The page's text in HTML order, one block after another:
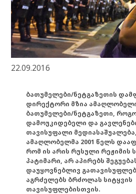
22.09.2016
ბათუმელები/ნეტგაზეთის
დირექტორი მზია
ბათუმელები/ნეტგაზეთი,
დამოუკიდებელი და
თავისუფალი
ამაღლობელმა 2001 წელს
რომ ის არის რუსული რეჟიმის
პატიმარი, არ აპირებს
დაუყოვნებლივ
აგრძელებს ბრძოლას სიტყვის
თავისუფლებისთვის.